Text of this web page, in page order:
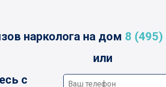
нарколога на дом 8
или
с